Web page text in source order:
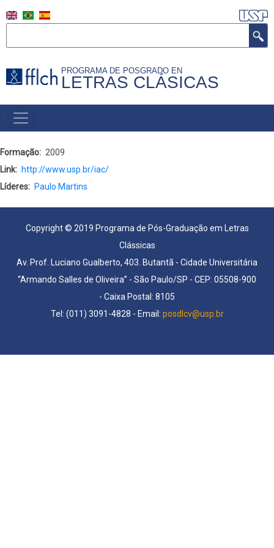
to
PROGRAMA DE POSGRADO EN
LETRAS CLÁSICAS
NAVEGAÇÃO
PRINCIPAL
Formação
2009
Link
http://www.usp.br/iac/
Líderes
Paulo Martins
Copyright © 2019 Programa de Pós-Graduação em Letras
Clássicas
Av. Prof. Luciano Gualberto, 403. Butantã - Cidade Universitária
“Armando Salles de Oliveira” - São Paulo/SP - CEP: 05508-900
- Caixa Postal: 8105
Tel: (011) 3091-4828 - Email: posdlcv@usp.br